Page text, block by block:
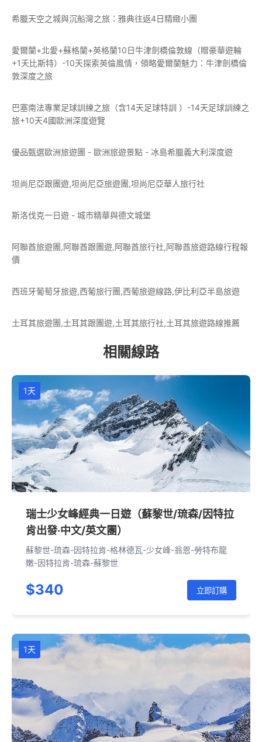
希臘天空之城與沉船灣之旅：雅典往返4日精緻小團
愛爾蘭+北愛+蘇格蘭+英格蘭10日牛津劍橋倫敦線（贈豪華遊輪
+1天比斯特）-10天探索英倫風情，領略愛爾蘭魅力：牛津劍橋倫
敦深度之旅
巴塞南法專業足球訓練之旅（含14天足球特訓 ）-14天足球訓練之
旅+10天4國歐洲深度遊覽
優品甄選歐洲旅遊團 - 歐洲旅遊景點 - 冰島希臘義大利深度遊
坦尚尼亞跟團遊,坦尚尼亞旅遊團,坦尚尼亞華人旅行社
斯洛伐克一日遊 - 城市精華與德文城堡
阿聯酋旅遊團,阿聯酋跟團遊,阿聯酋旅行社,阿聯酋旅遊路線行程報
價
西班牙葡萄牙旅遊,西葡旅行團,西葡旅遊線路,伊比利亞半島旅遊
土耳其旅遊團,土耳其跟團遊,土耳其旅行社,土耳其旅遊路線推薦
相關線路
1天
瑞士少女峰經典一日遊（蘇黎世/琉森/因特拉
肯出發·中文/英文團）
蘇黎世-琉森-因特拉肯-格林德瓦-少女峰-翁恩-勞特布龍
嫩-因特拉肯-琉森-蘇黎世
$340 立即訂購
1天